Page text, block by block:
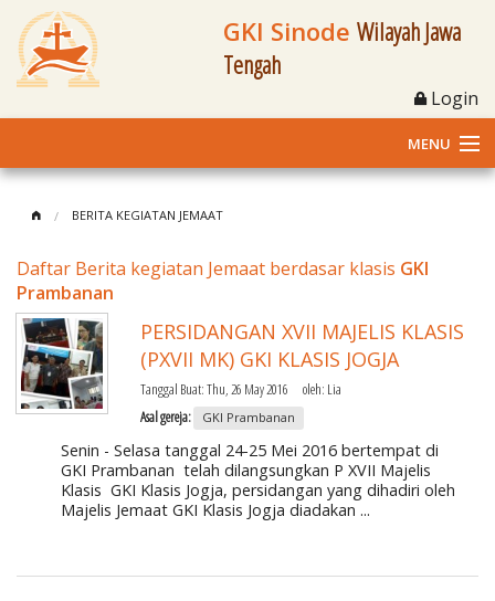
GKI Sinode Wilayah Jawa
Tengah
Login
MENU
Klasis dan Jemaat
Berita Kegiatan
Fasilitas
Materi
Penerbitan
BERITA KEGIATAN JEMAAT
Daftar Berita kegiatan Jemaat berdasar klasis GKI
Prambanan
PERSIDANGAN XVII MAJELIS KLASIS
(PXVII MK) GKI KLASIS JOGJA
Tanggal Buat:Thu, 26 May 2016 oleh: Lia
Asal gereja:
GKI Prambanan
Senin - Selasa tanggal 24-25 Mei 2016 bertempat di
GKI Prambanan telah dilangsungkan P XVII Majelis
Klasis GKI Klasis Jogja, persidangan yang dihadiri oleh
Majelis Jemaat GKI Klasis Jogja diadakan ...